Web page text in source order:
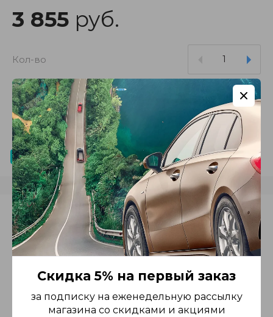
3 855 руб.
Кол-во
Купить в 1 клик
Поделиться
Отзывы
Авторизуйтесь, чтобы оставить
комментарий
Введите Ваш e-mail:
Скидка 5% на первый заказ
за подписку на еженедельную рассылку
магазина со скидками и акциями